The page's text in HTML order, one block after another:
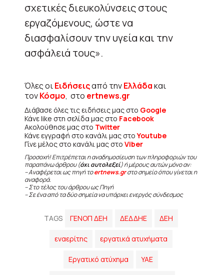
σχετικές διευκολύνσεις στους
εργαζόμενους, ώστε να
διασφαλίσουν την υγεία και την
ασφάλειά τους».
Όλες οιΕιδήσειςαπό τηνΕλλάδακαι
τονΚόσμο, στο ertnews.gr
Διάβασε όλες τις ειδήσεις μας στο Google
Κάνε like στη σελίδα μας στο Facebook
Ακολούθησε μας στο Twitter
Κάνε εγγραφή στο κανάλι μας στοYoutube
Γίνε μέλος στο κανάλι μας στο Viber
Προσοχή! Επιτρέπεται η αναδημοσίευση των πληροφοριών του
παραπάνω άρθρου (όχι αυτολεξεί) ή μέρους αυτών μόνο αν:
– Αναφέρεται ως πηγή τοertnews.grστο σημείο όπου γίνεται η
αναφορά.
– Στο τέλος του άρθρου ως Πηγή
– Σε ένα από τα δύο σημεία να υπάρχει ενεργός σύνδεσμος
TAGS ΓΕΝΟΠ ΔΕΗ ΔΕΔΔΗΕ ΔΕΗ
εναερίτης εργατικά ατυχήματα
Εργατικό ατύχημα ΥΑΕ